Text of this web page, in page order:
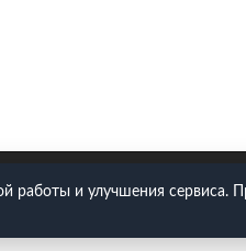
8(495)109-42-46
работы и улучшения сервиса.